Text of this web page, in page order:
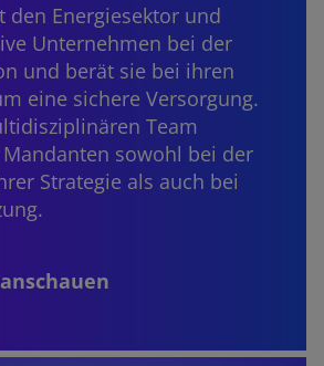
den Energiesektor und
Unternehmen bei der
und berät sie bei ihren
eine sichere Versorgung.
Team
sowohl bei der
Strategie als auch bei